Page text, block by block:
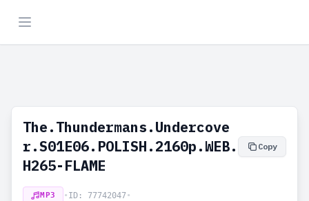
The.Thundermans.Undercove
r.S01E06.POLISH.2160p.WEB.
H265-FLAME
Copy
MP3 • ID: 77742047•